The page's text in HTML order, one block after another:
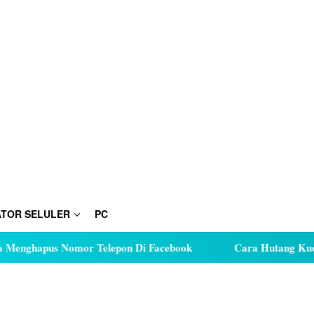
SELULER PC
Nomor Telepon Di Facebook Cara Hutang Kuota di